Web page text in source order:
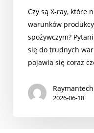
Czy są X-ray, które
warunków
spożywczym?
się do trudnych
pojawia się coraz
Raymantech
2026-06-18